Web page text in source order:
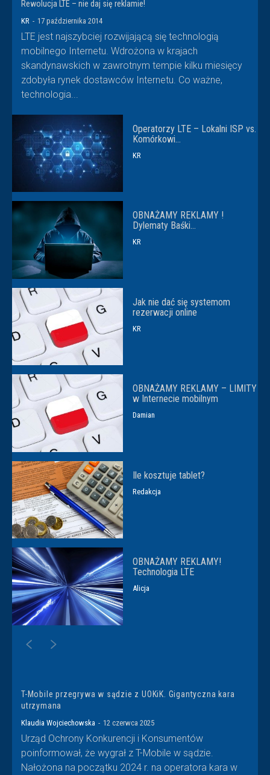
Rewolucja LTE – nie daj się reklamie!
KR - 17 października 2014
LTE jest najszybciej rozwijającą się technologią
mobilnego Internetu. Wdrożona w krajach
skandynawskich w zawrotnym tempie kilku miesięcy
zdobyła rynek dostawców Internetu. Co ważne,
technologia...
Operatorzy LTE – Lokalni ISP vs.
Komórkowi…
KR
OBNAŻAMY REKLAMY !
Dylematy Baśki…
KR
Jak nie dać się systemom
rezerwacji online
KR
OBNAŻAMY REKLAMY – LIMITY
w Internecie mobilnym
Damian
Ile kosztuje tablet?
Redakcja
OBNAŻAMY REKLAMY!
Technologia LTE
Alicja
T-Mobile przegrywa w sądzie z UOKiK. Gigantyczna kara
utrzymana
Klaudia Wojciechowska - 12 czerwca 2025
Urząd Ochrony Konkurencji i Konsumentów
poinformował, że wygrał z T-Mobile w sądzie.
Nałożona na początku 2024 r. na operatora kara w